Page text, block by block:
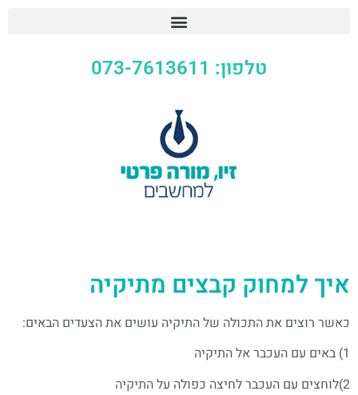
טלפון: 073-7613611
איך למחוק קבצים מתיקיה
כאשר רוצים את התכולה של התיקיה עושים את הצעדים הבאים:
1) באים עם העכבר אל התיקיה
2)לוחצים עם העכבר לחיצה כפולה על התיקיה